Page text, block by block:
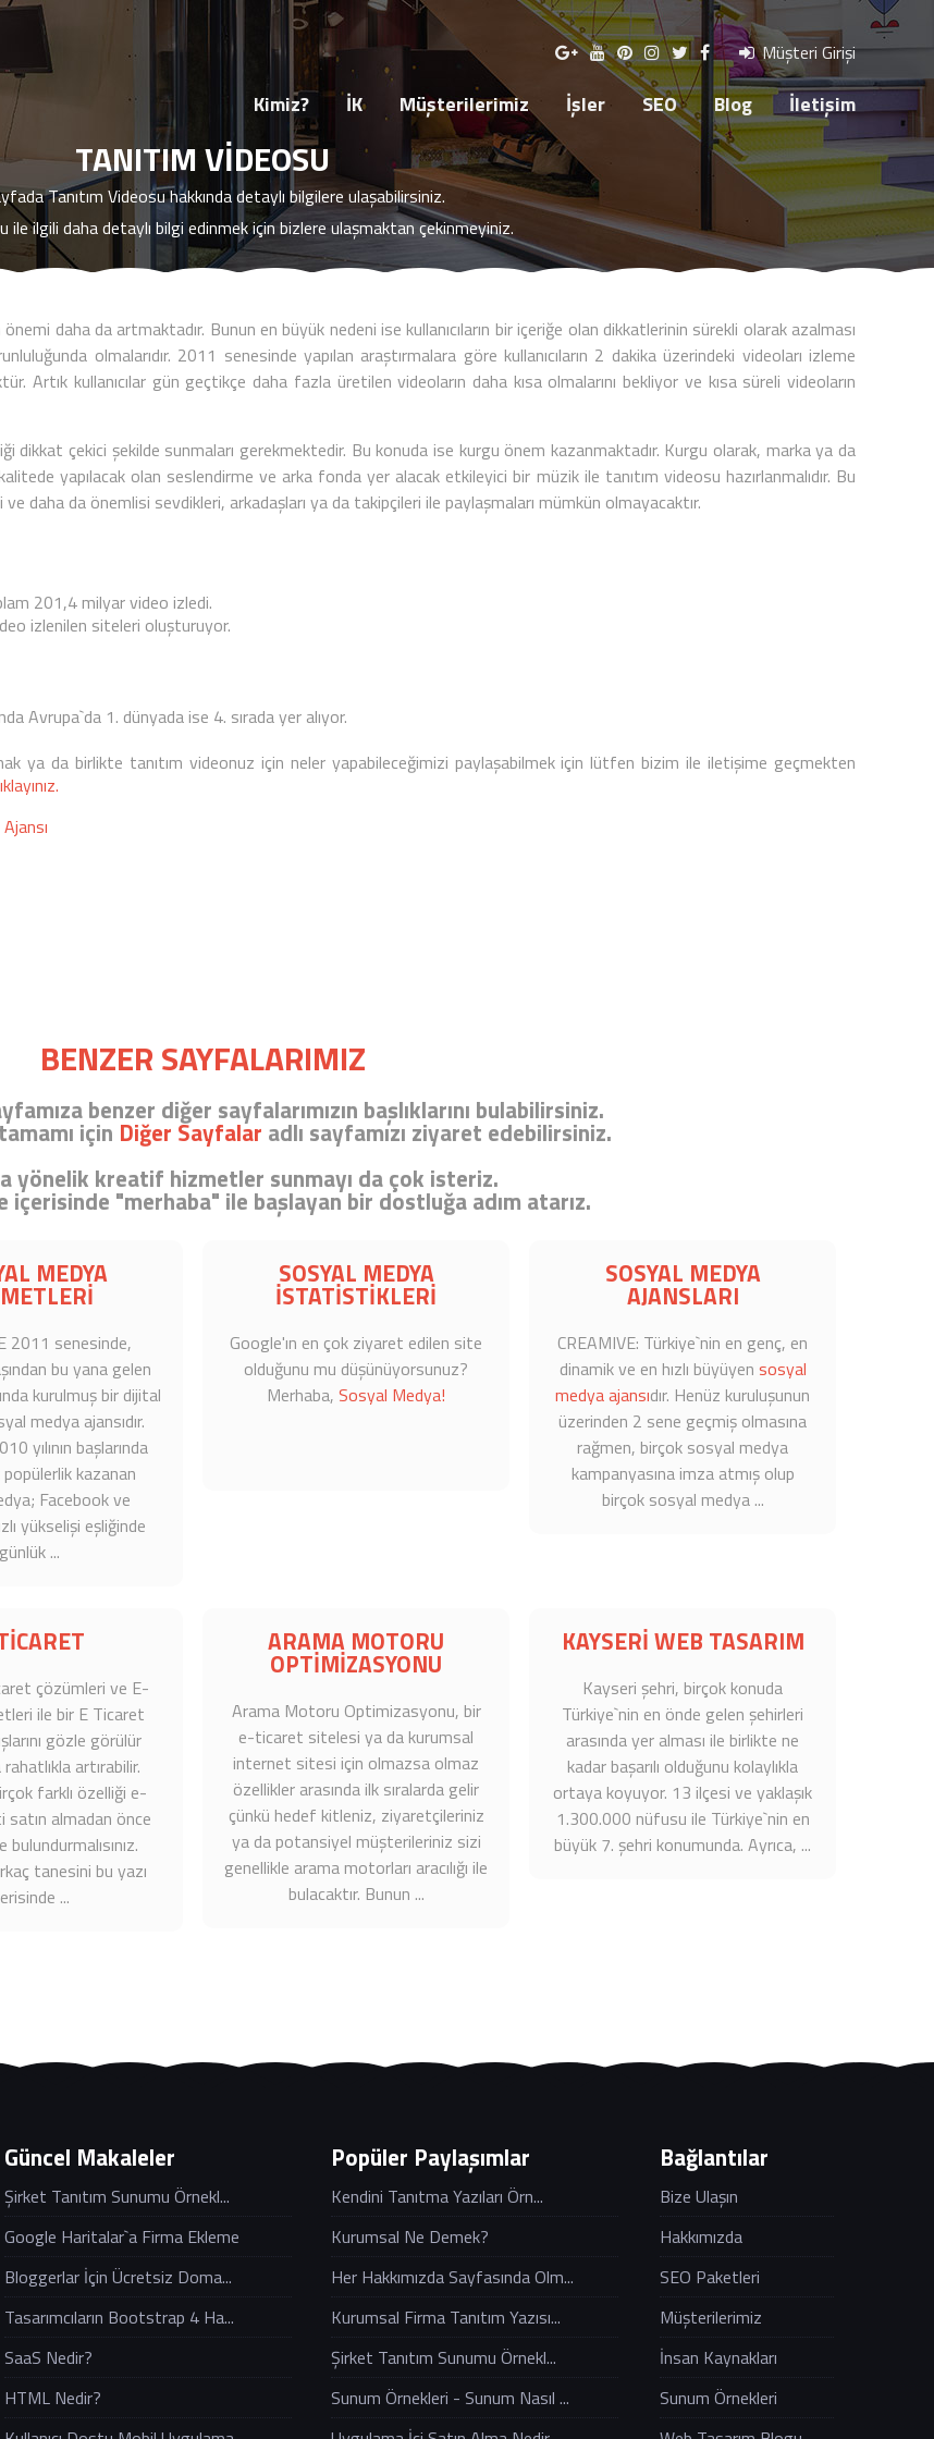
HAKKIMIZDA İK MARKALARIMIZ BLOG İLETİŞİM Müşteri Girişi
Kimiz? İK Müşterilerimiz İşler SEO Blog İletişim
TANITIM VIDEOSU
Tanıtım Videosuhakkında detaylı bilgilere ulaşabilirsiniz.
ile ilgili daha detaylı bilgi edinmek için bizlere ulaşmaktan çekinmeyiniz.
daha da artmaktadır. Bunun en büyük nedeni ise kullanıcıların bir içeriğe olan dikkatlerinin sürekli olarak azalması
olmalarıdır. 2011 senesinde yapılan araştırmalara göre kullanıcıların 2 dakika üzerindeki videoları izleme
Artık kullanıcılar gün geçtikçe daha fazla üretilen videoların daha kısa olmalarını bekliyor ve kısa süreli videoların
dikkat çekici şekilde sunmaları gerekmektedir. Bu konuda ise kurgu önem kazanmaktadır. Kurgu olarak, marka ya da
yapılacak olan seslendirme ve arka fonda yer alacak etkileyici bir müzik ile tanıtım videosu hazırlanmalıdır. Bu
daha da önemlisi sevdikleri, arkadaşları ya da takipçileri ile paylaşmaları mümkün olmayacaktır.
201,4 milyar video izledi.
izlenilen siteleri oluşturuyor.
Avrupa`da 1. dünyada ise 4. sırada yer alıyor.
ya da birlikte tanıtım videonuz için neler yapabileceğimizi paylaşabilmek için lütfen bizim ile iletişime geçmekten
BENZER SAYFALARIMIZ
benzer diğer sayfalarımızın başlıklarını bulabilirsiniz.
için Diğer Sayfalar adlı sayfamızı ziyaret edebilirsiniz.
yönelik kreatif hizmetler sunmayı da çok isteriz.
içerisinde "merhaba" ile başlayan bir dostluğa adım atarız.
MEDYA
2011 senesinde,
bu yana gelen
kurulmuş bir dijital
medya ajansıdır.
yılının başlarında
kazanan
Facebook ve
yükselişi eşliğinde
günlük ...
SOSYAL MEDYA
İSTATİSTİKLERİ
Google'ın en çok ziyaret edilen site
olduğunu mu düşünüyorsunuz?
Merhaba, Sosyal Medya!
SOSYAL MEDYA
AJANSLARI
CREAMIVE: Türkiye`nin en genç, en
dinamik ve en hızlı büyüyen sosyal
medya ajansıdır. Henüz kuruluşunun
üzerinden 2 sene geçmiş olmasına
rağmen, birçok sosyal medya
kampanyasına imza atmış olup
birçok sosyal medya ...
çözümleri ve E-
ile bir E Ticaret
gözle görülür
artırabilir.
farklı özelliği e-
satın almadan önce
tanesini bu yazı
...
ARAMA MOTORU
OPTİMİZASYONU
Arama Motoru Optimizasyonu, bir
e-ticaret sitelesi ya da kurumsal
internet sitesi için olmazsa olmaz
özellikler arasında ilk sıralarda gelir
çünkü hedef kitleniz, ziyaretçileriniz
ya da potansiyel müşterileriniz sizi
genellikle arama motorları aracılığı ile
bulacaktır. Bunun ...
KAYSERİ WEB TASARIM
Kayseri şehri, birçok konuda
Türkiye`nin en önde gelen şehirleri
arasında yer alması ile birlikte ne
kadar başarılı olduğunu kolaylıkla
ortaya koyuyor. 13 ilçesi ve yaklaşık
1.300.000 nüfusu ile Türkiye`nin en
büyük 7. şehri konumunda. Ayrıca, ...
Güncel Makaleler
Şirket Tanıtım Sunumu Örnekl...
Google Haritalar`a Firma Ekleme
Bloggerlar İçin Ücretsiz Doma...
Tasarımcıların Bootstrap 4 Ha...
SaaS Nedir?
HTML Nedir?
Popüler Paylaşımlar
Kendini Tanıtma Yazıları Örn...
Kurumsal Ne Demek?
Her Hakkımızda Sayfasında Olm...
Kurumsal Firma Tanıtım Yazısı...
Şirket Tanıtım Sunumu Örnekl...
Sunum Örnekleri - Sunum Nasıl ...
Bağlantılar
Bize Ulaşın
Hakkımızda
SEO Paketleri
Müşterilerimiz
İnsan Kaynakları
Sunum Örnekleri